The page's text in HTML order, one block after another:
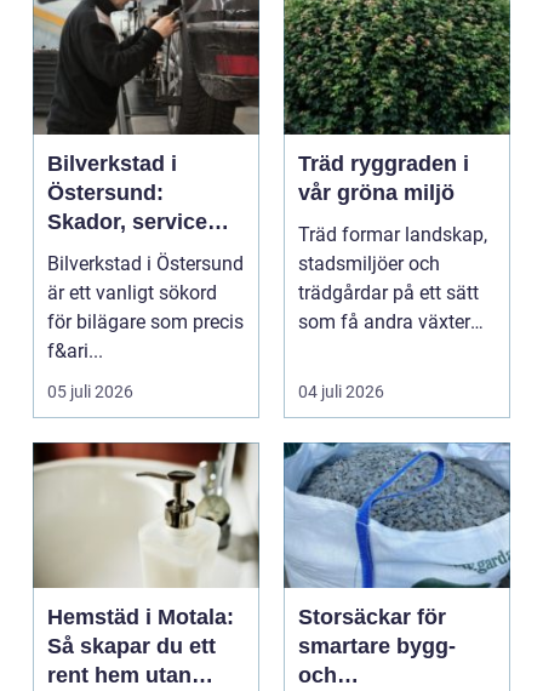
Bilverkstad i
Östersund:
Skador, service
och smarta val för
din bil
Bilverkstad i Östersund
är ett vanligt sökord
för bilägare som precis
f&ari...
05 juli 2026
Träd ryggraden i
vår gröna miljö
Träd formar landskap,
stadsmiljöer och
trädgårdar på ett sätt
som få andra växter
04 juli 2026
Hemstäd i Motala:
Så skapar du ett
rent hem utan
Storsäckar för
smartare bygg-
och